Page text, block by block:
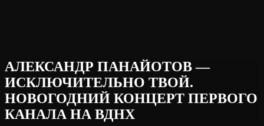
АЛЕКСАНДР ПАНАЙОТОВ —
ИСКЛЮЧИТЕЛЬНО ТВОЙ.
НОВОГОДНИЙ КОНЦЕРТ ПЕРВОГО
КАНАЛА НА ВДНХ